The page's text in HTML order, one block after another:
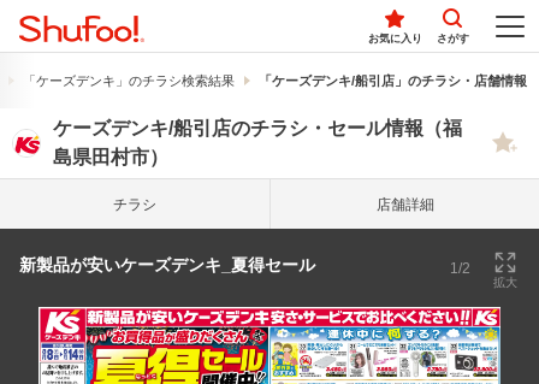
お気に入り さがす
「ケーズデンキ」のチラシ検索結果 「ケーズデンキ/船引店」のチラシ・店舗情報
ケーズデンキ/船引店のチラシ・セール情報（福
島県田村市）
チラシ 店舗詳細
新製品が安いケーズデンキ_夏得セール 1/2
拡大